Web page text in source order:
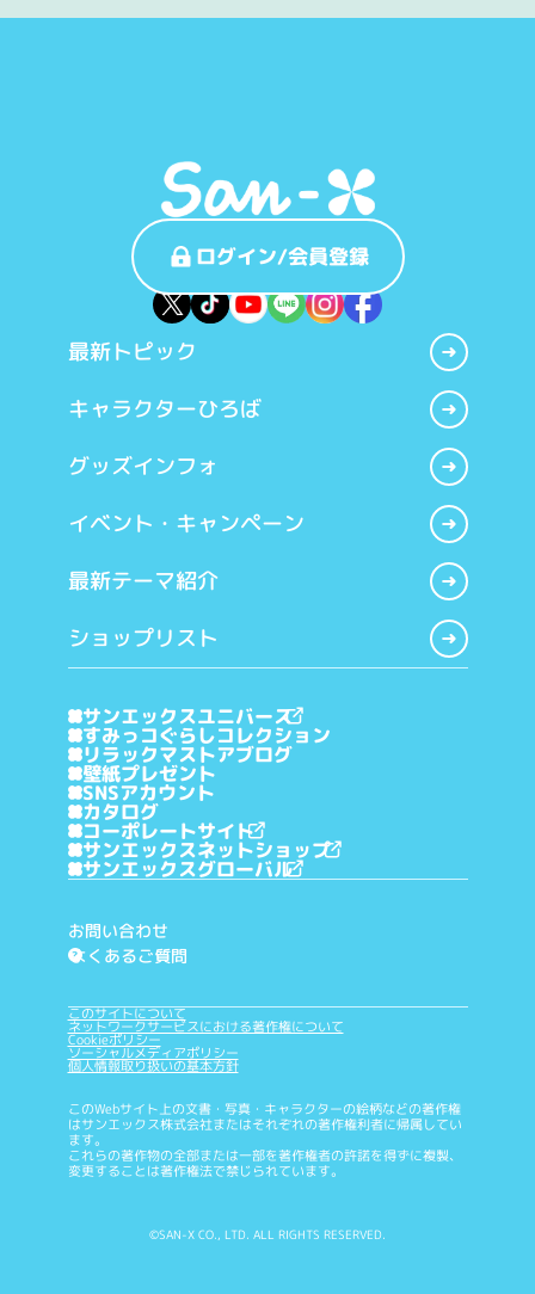
ログイン/会員登録
最新トピック
キャラクターひろば
グッズインフォ
イベント・キャンペーン
最新テーマ紹介
ショップリスト
サンエックスユニバース
すみっコぐらしコレクション
リラックマストアブログ
壁紙プレゼント
SNSアカウント
カタログ
コーポレートサイト
サンエックスネットショップ
サンエックスグローバル
お問い合わせ
?
よくあるご質問
このサイトについて
ネットワークサービスにおける著作権について
Cookieポリシー
ソーシャルメディアポリシー
個人情報取り扱いの基本方針
このWebサイト上の文書・写真・キャラクターの絵柄などの著作権
はサンエックス株式会社またはそれぞれの著作権利者に帰属してい
ます。
これらの著作物の全部または一部を著作権者の許諾を得ずに複製、
変更することは著作権法で禁じられています。
©SAN-X CO., LTD. ALL RIGHTS RESERVED.